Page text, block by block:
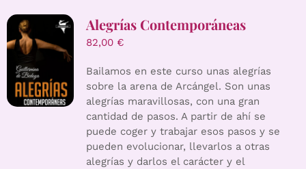
Alegrías Contemporáneas
82,00 €
Bailamos en este curso unas alegrías
sobre la arena de Arcángel. Son unas
alegrías maravillosas, con una gran
cantidad de pasos. A partir de ahí se
puede coger y trabajar esos pasos y se
pueden evolucionar, llevarlos a otras
alegrías y darlos el carácter y el